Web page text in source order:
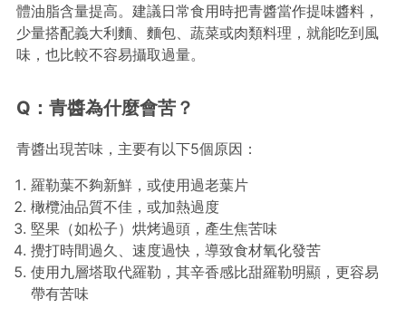
體油脂含量提高。建議日常食用時把青醬當作提味醬料，
少量搭配義大利麵、麵包、蔬菜或肉類料理，就能吃到風
味，也比較不容易攝取過量。
Q：青醬為什麼會苦？
青醬出現苦味，主要有以下5個原因：
羅勒葉不夠新鮮，或使用過老葉片
橄欖油品質不佳，或加熱過度
堅果（如松子）烘烤過頭，產生焦苦味
攪打時間過久、速度過快，導致食材氧化發苦
使用九層塔取代羅勒，其辛香感比甜羅勒明顯，更容易
帶有苦味